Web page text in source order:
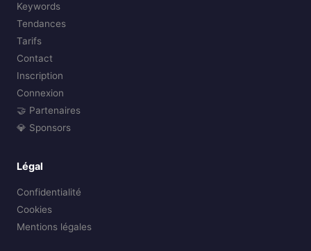
Keywords
Tendances
Tarifs
Contact
Inscription
Connexion
🤝 Partenaires
💎 Sponsors
Légal
Confidentialité
Cookies
Mentions légales